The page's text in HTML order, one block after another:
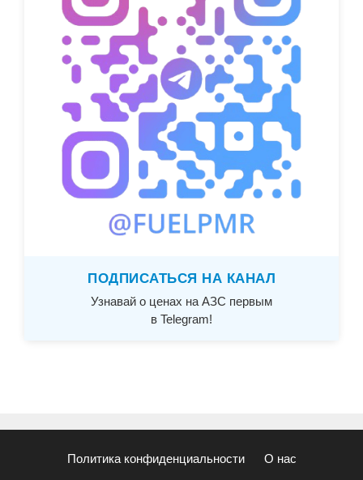
ПОДПИСАТЬСЯ НА КАНАЛ
Узнавай о ценах на АЗС первым
в Telegram!
Политика конфиденциальности О нас